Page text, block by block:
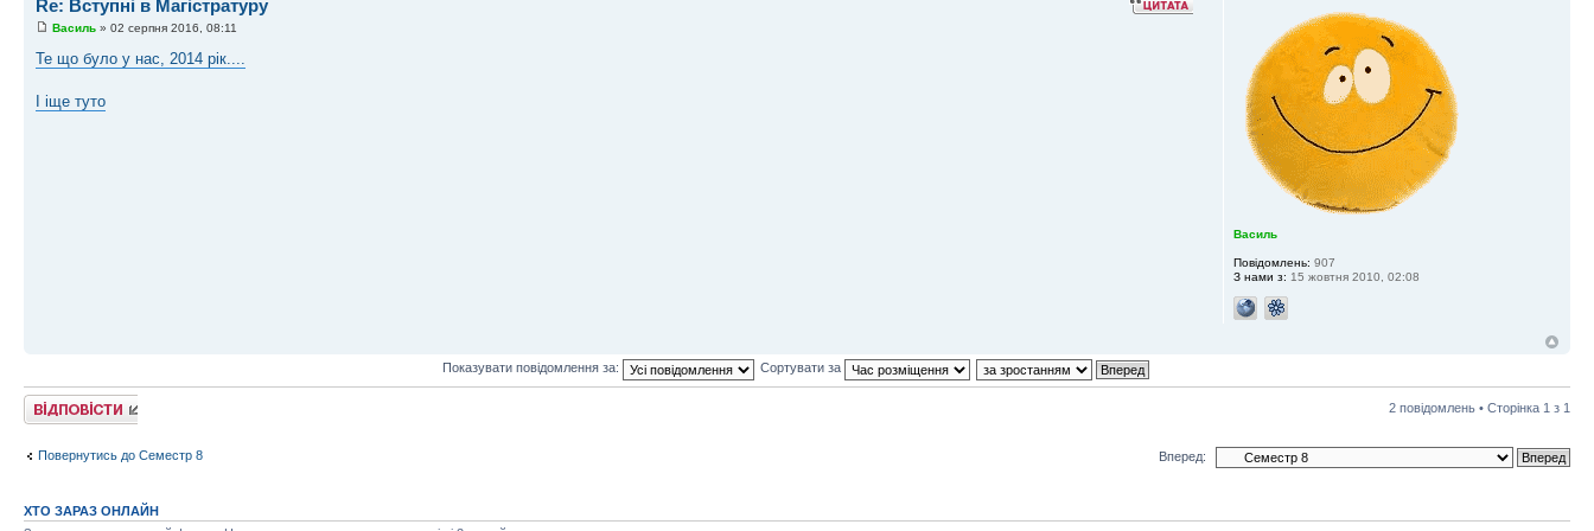
Re: Вступні в Магістратуру
Василь » 02 серпня 2016, 08:11
Те що було у нас, 2014 рік....
І іще туто
Василь
Повідомлень: 907
З нами з: 15 жовтня 2010, 02:08
Показувати повідомлення за: Сортувати за
Відповісти 2 повідомлень • Сторінка 1 з 1
Повернутись до Семестр 8 Вперед:
ХТО ЗАРАЗ ОНЛАЙН